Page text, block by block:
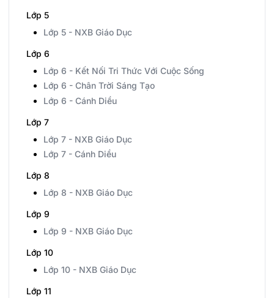
Lớp 5
Lớp 5 - NXB Giáo Dục
Lớp 6
Lớp 6 - Kết Nối Tri Thức Với Cuộc Sống
Lớp 6 - Chân Trời Sáng Tạo
Lớp 6 - Cánh Diều
Lớp 7
Lớp 7 - NXB Giáo Dục
Lớp 7 - Cánh Diều
Lớp 8
Lớp 8 - NXB Giáo Dục
Lớp 9
Lớp 9 - NXB Giáo Dục
Lớp 10
Lớp 10 - NXB Giáo Dục
Lớp 11